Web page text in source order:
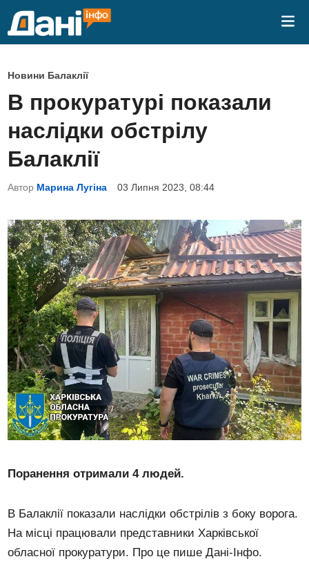
P
o
s
e
d
i
Новини Балаклії
В прокуратурі показали
наслідки обстрілу
Балаклії
Автор Марина Лугіна 03 Липня 2023, 08:44
Поранення отримали 4 людей.
В Балаклії показали наслідки обстрілів з боку ворога.
На місці працювали представники Харківської
обласної прокуратури. Про це пише Дані-Інфо.